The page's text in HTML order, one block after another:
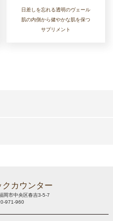
日差しを忘れる透明のヴェール
肌の内側から健やかな肌を保つ
サプリメント
クカウンター
岡市中央区春吉3-5-7
971-960